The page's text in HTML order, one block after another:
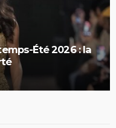
Été 2026 : la